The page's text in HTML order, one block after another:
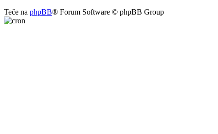
Teče na phpBB® Forum Software © phpBB Group